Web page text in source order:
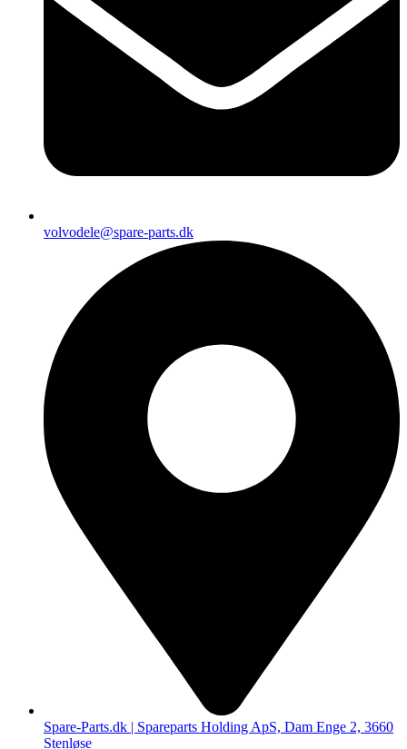
volvodele@spare-parts.dk
Spare-Parts.dk | Spareparts Holding ApS, Dam Enge 2, 3660
Stenløse